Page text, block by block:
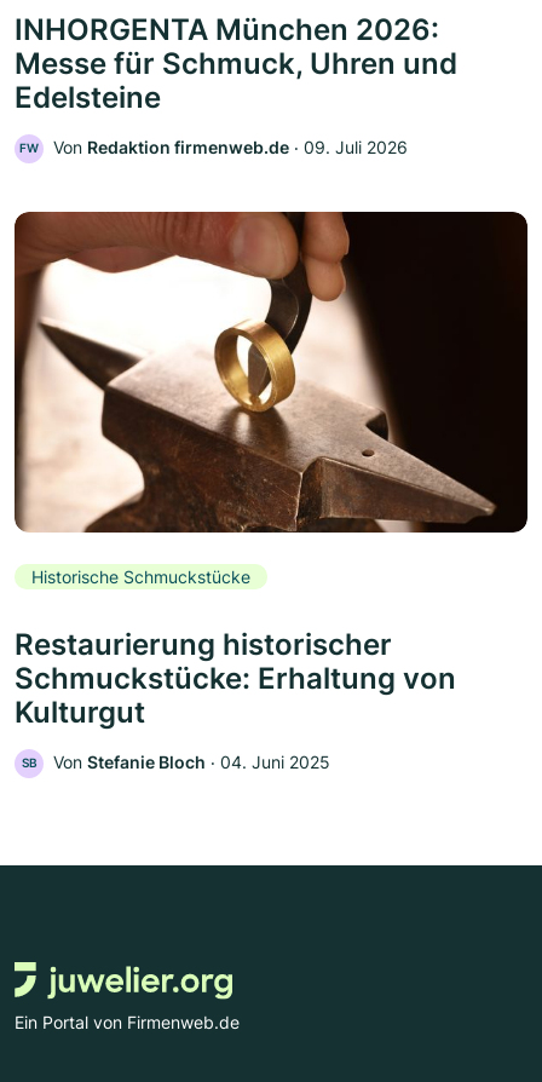
INHORGENTA München 2026:
Messe für Schmuck, Uhren und
Edelsteine
FW Von Redaktion firmenweb.de ‧ 09. Juli 2026
Historische Schmuckstücke
Restaurierung historischer
Schmuckstücke: Erhaltung von
Kulturgut
SB Von Stefanie Bloch ‧ 04. Juni 2025
Ein Portal von Firmenweb.de